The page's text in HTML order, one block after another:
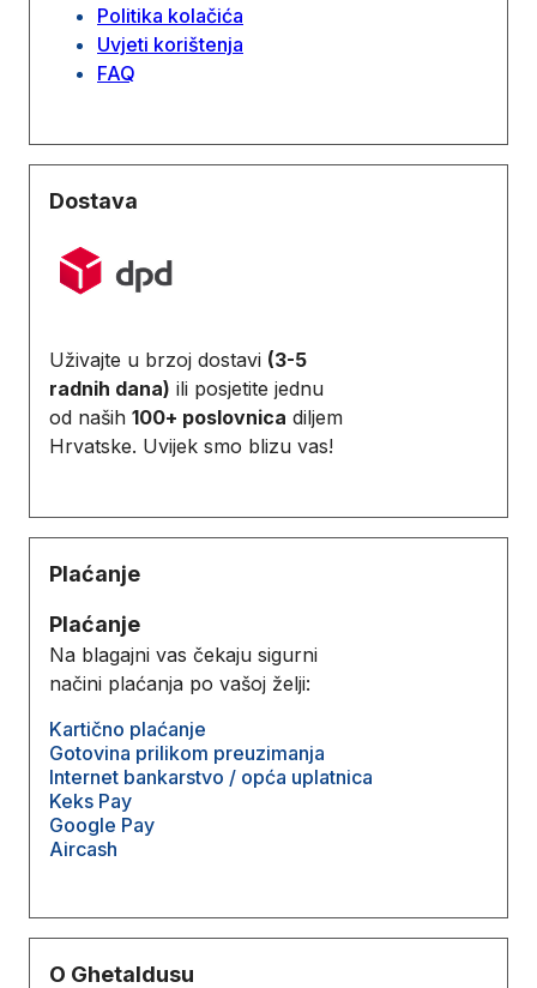
Politika kolačića
Uvjeti korištenja
FAQ
Dostava
Uživajte u brzoj dostavi (3-5
radnih dana) ili posjetite jednu
od naših 100+ poslovnica diljem
Hrvatske. Uvijek smo blizu vas!
Plaćanje
Plaćanje
Na blagajni vas čekaju sigurni
načini plaćanja po vašoj želji:
Kartično plaćanje
Gotovina prilikom preuzimanja
Internet bankarstvo / opća uplatnica
Keks Pay
Google Pay
Aircash
O Ghetaldusu